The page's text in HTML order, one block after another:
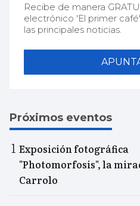
Recibe de manera
electrónico 'El primer
las principales noticias.
Próximos eventos
Exposición fotográfica
"Photomorfosis", la
Carrolo